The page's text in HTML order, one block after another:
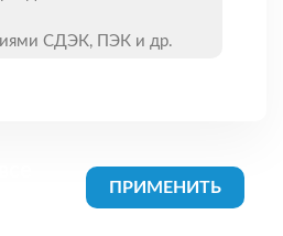
СДЭК, ПЭК и др.